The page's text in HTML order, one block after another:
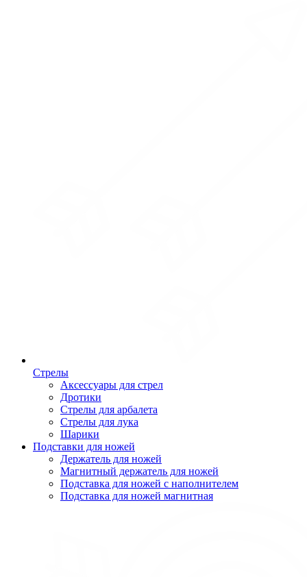
Стрелы
Аксессуары для стрел
Дротики
Стрелы для арбалета
Стрелы для лука
Шарики
Подставки для ножей
Держатель для ножей
Магнитный держатель для ножей
Подставка для ножей с наполнителем
Подставка для ножей магнитная